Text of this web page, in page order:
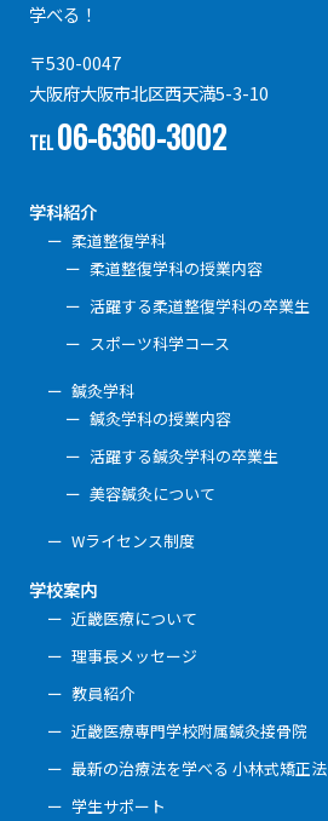
学べる！
〒530-0047
大阪府大阪市北区西天満5-3-10
TEL06-6360-3002
学科紹介
柔道整復学科
柔道整復学科の授業内容
活躍する柔道整復学科の卒業生
スポーツ科学コース
鍼灸学科
鍼灸学科の授業内容
活躍する鍼灸学科の卒業生
美容鍼灸について
Wライセンス制度
学校案内
近畿医療について
理事長メッセージ
教員紹介
近畿医療専門学校附属鍼灸接骨院
最新の治療法を学べる 小林式矯正法
学生サポート